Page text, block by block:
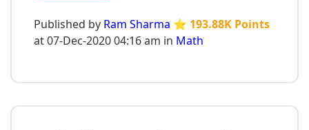
Published by Ram Sharma ⭐ 193.88K Points
at 07-Dec-2020 04:16 am in Math